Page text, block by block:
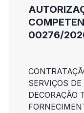
00276/
SERVIÇOS
DECORAÇÃO